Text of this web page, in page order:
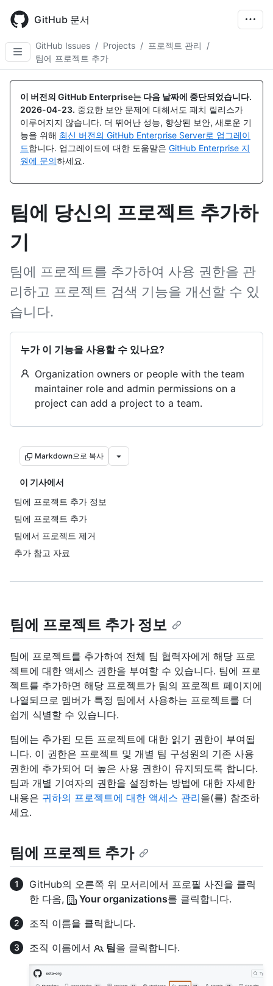
main
content
GitHub 문서
GitHub Issues / Projects / 프로젝트 관리
/
팀에 프로젝트 추가
이 버전의 GitHub Enterprise는 다음 날짜에 중단되었습니다.
2026-04-23. 중요한 보안 문제에 대해서도 패치 릴리스가
이루어지지 않습니다. 더 뛰어난 성능, 향상된 보안, 새로운 기
능을 위해 최신 버전의 GitHub Enterprise Server로 업그레이
드합니다. 업그레이드에 대한 도움말은 GitHub Enterprise 지
원에 문의하세요.
팀에 당신의 프로젝트 추가하
기
팀에 프로젝트를 추가하여 사용 권한을 관
리하고 프로젝트 검색 기능을 개선할 수 있
습니다.
누가 이 기능을 사용할 수 있나요?
Organization owners or people with the team
maintainer role and admin permissions on a
project can add a project to a team.
Markdown으로 복사
이 기사에서
팀에 프로젝트 추가 정보
팀에 프로젝트 추가
팀에서 프로젝트 제거
추가 참고 자료
팀에 프로젝트 추가 정보
팀에 프로젝트를 추가하여 전체 팀 협력자에게 해당 프로
젝트에 대한 액세스 권한을 부여할 수 있습니다. 팀에 프로
젝트를 추가하면 해당 프로젝트가 팀의 프로젝트 페이지에
나열되므로 멤버가 특정 팀에서 사용하는 프로젝트를 더
쉽게 식별할 수 있습니다.
팀에는 추가된 모든 프로젝트에 대한 읽기 권한이 부여됩
니다. 이 권한은 프로젝트 및 개별 팀 구성원의 기존 사용
권한에 추가되어 더 높은 사용 권한이 유지되도록 합니다.
팀과 개별 기여자의 권한을 설정하는 방법에 대한 자세한
내용은 귀하의 프로젝트에 대한 액세스 관리을(를) 참조하
세요.
팀에 프로젝트 추가
GitHub의 오른쪽 위 모서리에서 프로필 사진을 클릭
한 다음,
Your organizations를 클릭합니다.
조직 이름을 클릭합니다.
조직 이름에서
팀을 클릭합니다.